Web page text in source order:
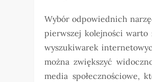
Wybór odpowiednich
pierwszej kolejności
wyszukiwarek
można zwiększyć
media społecznościowe,